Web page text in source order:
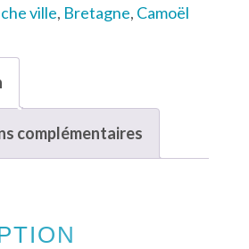
ville, Bretagne, Camoël
complémentaires